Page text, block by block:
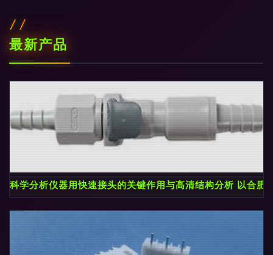
最新产品
科学分析仪器用快速接头的关键作用与高清结构分析 以合肥